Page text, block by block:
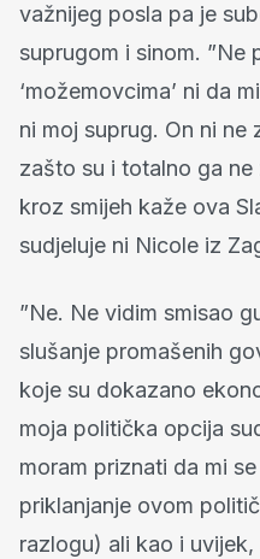
važnijeg posla pa je
suprugom i sinom. ”Ne
‘možemovcima’ ni da
ni moj suprug. On ni ne
zašto su i totalno ga ne
kroz smijeh kaže ova
sudjeluje ni Nicole iz
”Ne. Ne vidim smisao
slušanje promašenih
koje su dokazano
moja politička opcija
moram priznati da mi
priklanjanje ovom
razlogu) ali kao i